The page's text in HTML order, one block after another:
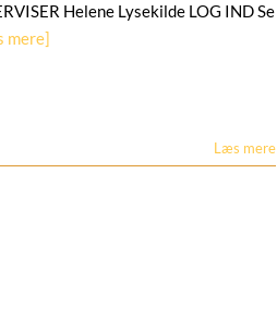
Helene Lysekilde LOG IND Se
mere]
Læs mere